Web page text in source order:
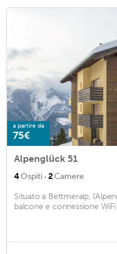
a partire da
75€
Alpenglück 51
4Ospiti · 2Camere
Situato a Bettmeralp,
balcone e connessione